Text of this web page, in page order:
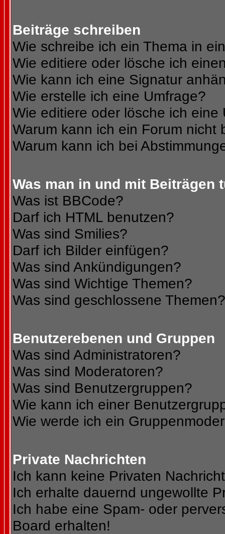
Beiträge schreiben
Wie schreibe ich ein Thema in
Wie editiere oder lösche ich
Wie kann ich eine Signatur
Wie erstelle ich eine Umfrage?
Wie editiere oder lösche ich eine
Warum kann ich ein Forum nicht
Warum kann ich bei
Was man in und mit Beiträgen
Was ist BBCode?
Darf ich HTML benutzen?
Was sind Smilies?
Darf ich Bilder einfügen?
Was sind Ankündigungen?
Was sind Wichtige Themen?
Was sind geschlossene Themen?
Benutzerebenen und Gruppen
Was sind Administratoren?
Was sind Moderatoren?
Was sind Benutzergruppen?
Wie kann ich einer
Wie werde ich ein
Private Nachrichten
Ich kann keine Privaten
Ich erhalte dauernd ungewollte
Ich habe eine Spam- oder
Board erhalten!